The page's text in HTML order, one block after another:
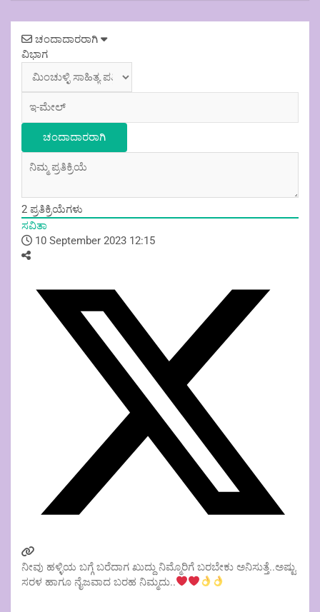
Post
navigation
ಚಂದಾದಾರರಾಗಿ
ವಿಭಾಗ
2 ಪ್ರತಿಕ್ರಿಯೆಗಳು
ಸವಿತಾ
10 September 2023 12:15
ನೀವು ಹಳ್ಳಿಯ ಬಗ್ಗೆ ಬರೆದಾಗ ಖುದ್ದು ನಿಮ್ಮೊರಿಗೆ ಬರಬೇಕು ಅನಿಸುತ್ತೆ..ಅಷ್ಟು
ಸರಳ ಹಾಗೂ ನೈಜವಾದ ಬರಹ ನಿಮ್ಮದು..